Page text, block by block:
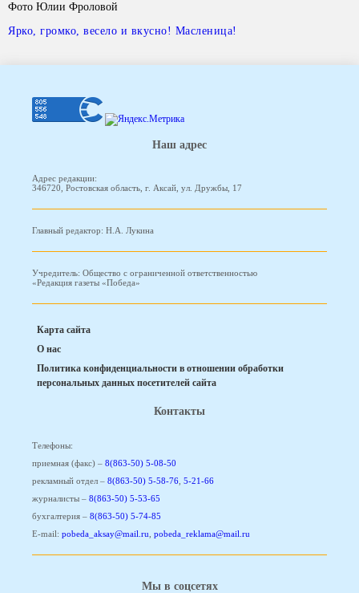
Фото Юлии Фроловой
Ярко, громко, весело и вкусно! Масленица!
Наш адрес
Адрес редакции:
346720, Ростовская область, г. Аксай, ул. Дружбы, 17
Главный редактор: Н.А. Лукина
Учредитель: Общество с ограниченной ответственностью
«Редакция газеты «Победа»
Карта сайта
О нас
Политика конфиденциальности в отношении обработки
персональных данных посетителей сайта
Контакты
Телефоны:
приемная (факс) – 8(863-50) 5-08-50
рекламный отдел – 8(863-50) 5-58-76 5-21-66
журналисты – 8(863-50) 5-53-65
бухгалтерия – 8(863-50) 5-74-85
E-mail: pobeda_aksay@mail.ru pobeda_reklama@mail.ru
Мы в соцсетях